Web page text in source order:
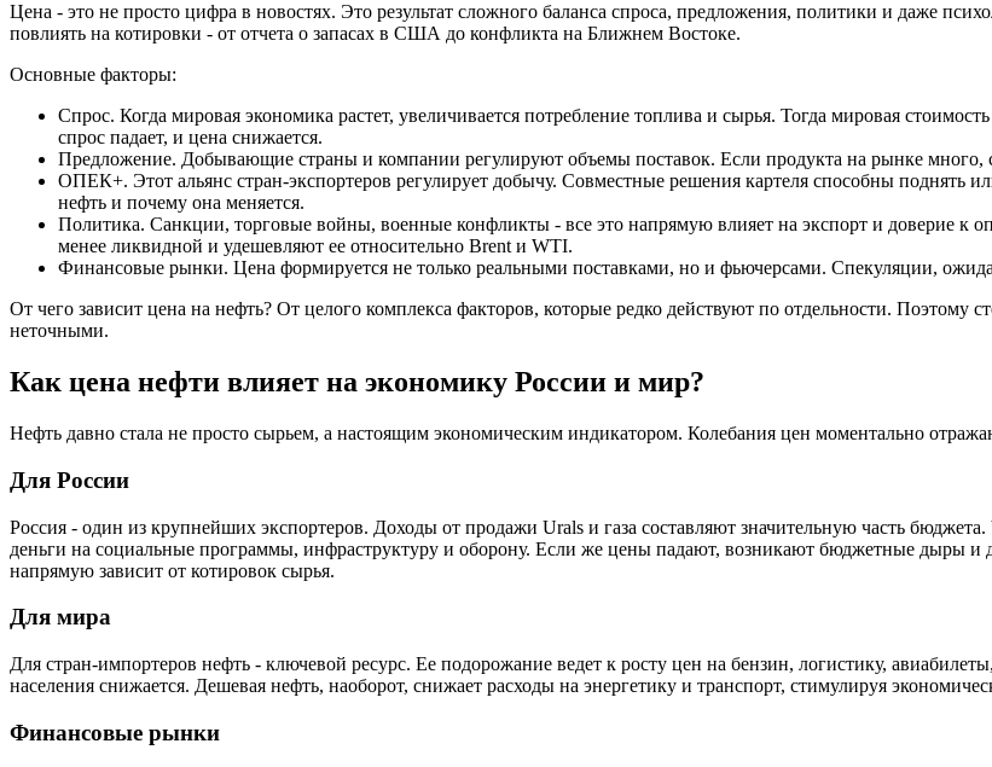
Цена - это не просто цифра в новостях. Это результат сложного баланса спроса, предложения, политики и даже
повлиять на котировки - от отчета о запасах в США до конфликта на Ближнем Востоке.
Основные факторы:
Спрос. Когда мировая экономика растет, увеличивается потребление топлива и сырья. Тогда мировая
спрос падает, и цена снижается.
Предложение. Добывающие страны и компании регулируют объемы поставок. Если продукта на рынке много,
ОПЕК+. Этот альянс стран-экспортеров регулирует добычу. Совместные решения картеля способны поднять
нефть и почему она меняется.
Политика. Санкции, торговые войны, военные конфликты - все это напрямую влияет на экспорт и доверие к
менее ликвидной и удешевляют ее относительно Brent и WTI.
Финансовые рынки. Цена формируется не только реальными поставками, но и фьючерсами. Спекуляции,
От чего зависит цена на нефть? От целого комплекса факторов, которые редко действуют по отдельности. Поэтому
неточными.
Как цена нефти влияет на экономику России и мир?
Нефть давно стала не просто сырьем, а настоящим экономическим индикатором. Колебания цен моментально
Для России
Россия - один из крупнейших экспортеров. Доходы от продажи Urals и газа составляют значительную часть
деньги на социальные программы, инфраструктуру и оборону. Если же цены падают, возникают бюджетные дыры
напрямую зависит от котировок сырья.
Для мира
Для стран-импортеров нефть - ключевой ресурс. Ее подорожание ведет к росту цен на бензин, логистику,
населения снижается. Дешевая нефть, наоборот, снижает расходы на энергетику и транспорт, стимулируя
Финансовые рынки